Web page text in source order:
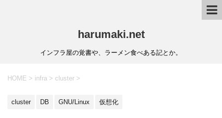
harumaki.net
インフラ屋の覚書や、ラーメン食べある記とか。
HOME > infra > cluster >
cluster DB GNU/Linux 仮想化